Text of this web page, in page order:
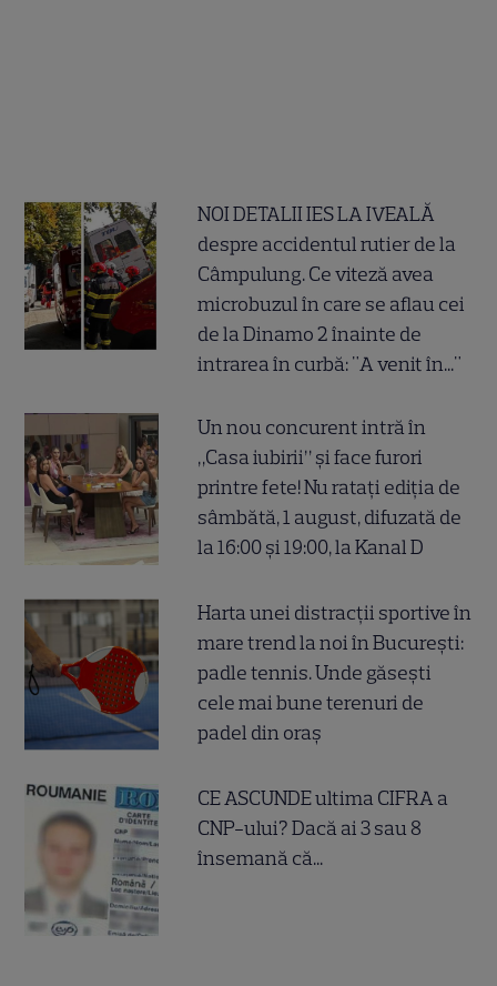
NOI DETALII IES LA IVEALĂ
despre accidentul rutier de la
Câmpulung. Ce viteză avea
microbuzul în care se aflau cei
de la Dinamo 2 înainte de
intrarea în curbă: "A venit în..."
Un nou concurent intră în
„Casa iubirii” și face furori
printre fete! Nu ratați ediția de
sâmbătă, 1 august, difuzată de
la 16:00 și 19:00, la Kanal D
Harta unei distracții sportive în
mare trend la noi în București:
padle tennis. Unde găsești
cele mai bune terenuri de
padel din oraș
CE ASCUNDE ultima CIFRA a
CNP-ului? Dacă ai 3 sau 8
însemană că...